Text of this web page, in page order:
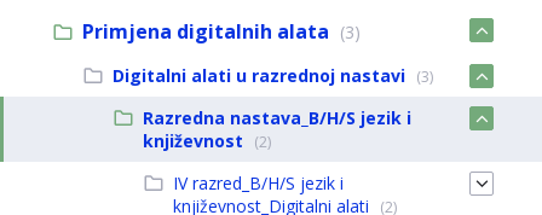
Primjena digitalnih alata (3)
Digitalni alati u razrednoj nastavi (3)
Razredna nastava_B/H/S jezik i
književnost
(2)
IV razred_B/H/S jezik i
književnost_Digitalni alati
(2)